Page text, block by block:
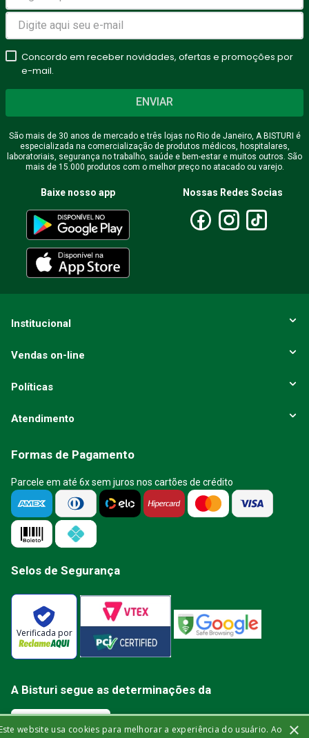
Concordo em receber novidades, ofertas e promoções por
e-mail.
ENVIAR
São mais de 30 anos de mercado e três lojas no Rio de Janeiro, A BISTURI é
especializada na comercialização de produtos médicos, hospitalares,
laboratoriais, segurança no trabalho, saúde e bem-estar e muitos outros. São
mais de 15.000 produtos com o melhor preço no atacado ou varejo.
Baixe nosso app Nossas Redes Socias
Institucional
Vendas on-line
Políticas
Atendimento
Formas de Pagamento
Parcele em até 6x sem juros nos cartões de crédito
Selos de Segurança
Verificada por
A Bisturi segue as determinações da
×
website usa cookies para melhorar a experiência do usuário. Ao